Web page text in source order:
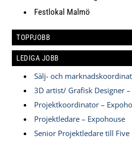
Festlokal Malmö
TOPPJOBB
LEDIGA JOBB
Sälj- och
3D artist/ Grafisk Designer
Projektkoordinator –
Projektledare – Expohouse
Senior Projektledare till Five